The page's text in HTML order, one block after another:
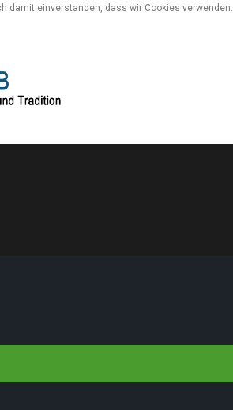
damit einverstanden, dass wir Cookies verwenden.